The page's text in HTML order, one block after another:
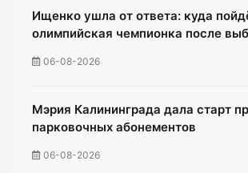
Ищенко ушла от ответа: куда
олимпийская чемпионка после
06-08-2026
Мэрия Калининграда дала старт
парковочных абонементов
06-08-2026